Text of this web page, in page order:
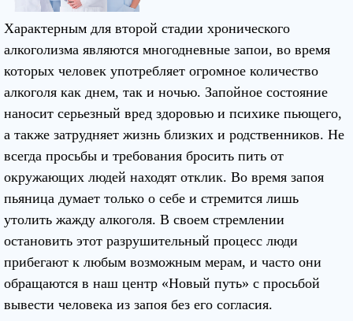
Характерным для второй стадии хронического
алкоголизма являются многодневные запои, во время
которых человек употребляет огромное количество
алкоголя как днем, так и ночью. Запойное состояние
наносит серьезный вред здоровью и психике пьющего,
а также затрудняет жизнь близких и родственников. Не
всегда просьбы и требования бросить пить от
окружающих людей находят отклик. Во время запоя
пьяница думает только о себе и стремится лишь
утолить жажду алкоголя. В своем стремлении
остановить этот разрушительный процесс люди
прибегают к любым возможным мерам, и часто они
обращаются в наш центр «Новый путь» с просьбой
вывести человека из запоя без его согласия.